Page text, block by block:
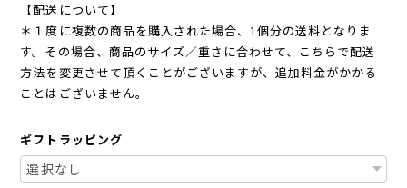
【配送について】
＊１度に複数の商品を購入された場合、1個分の送料となりま
す。その場合、商品のサイズ／重さに合わせて、こちらで配送
方法を変更させて頂くことがございますが、追加料金がかかる
ことはございません。
ギフトラッピング